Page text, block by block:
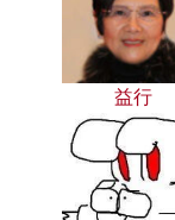
益行